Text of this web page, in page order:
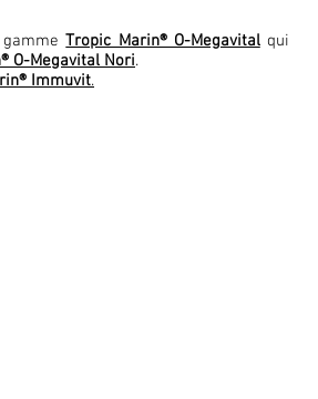
gammeTropic Marin® O-Megavitalqui
O-Megavital Nori.
Immuvit.